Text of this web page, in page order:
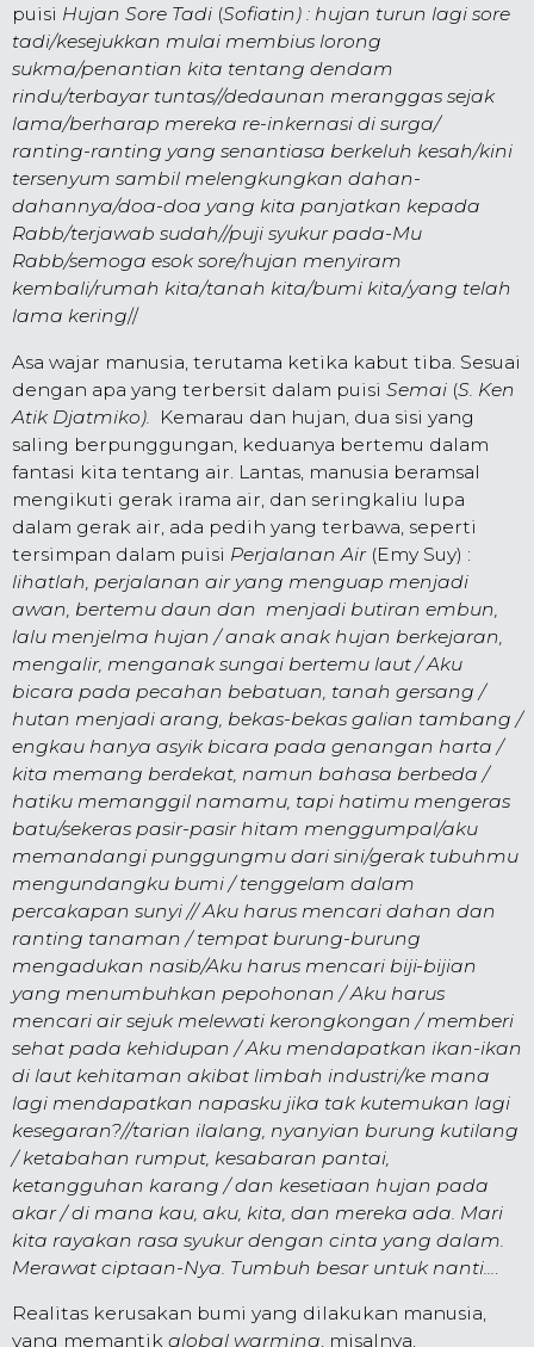
puisi Hujan Sore Tadi (Sofiatin) : hujan turun lagi sore
tadi/kesejukkan mulai membius lorong
sukma/penantian kita tentang dendam
rindu/terbayar tuntas//dedaunan meranggas sejak
lama/berharap mereka re-inkernasi di surga/
ranting-ranting yang senantiasa berkeluh kesah/kini
tersenyum sambil melengkungkan dahan-
dahannya/doa-doa yang kita panjatkan kepada
Rabb/terjawab sudah//puji syukur pada-Mu
Rabb/semoga esok sore/hujan menyiram
kembali/rumah kita/tanah kita/bumi kita/yang telah
lama kering//
Asa wajar manusia, terutama ketika kabut tiba. Sesuai
dengan apa yang terbersit dalam puisi Semai (S. Ken
Atik Djatmiko)
Kemarau dan hujan, dua sisi yang
saling berpunggungan, keduanya bertemu dalam
fantasi kita tentang air. Lantas, manusia beramsal
mengikuti gerak irama air, dan seringkaliu lupa
dalam gerak air, ada pedih yang terbawa, seperti
tersimpan dalam puisi Perjalanan Air(Emy Suy) :
lihatlah, perjalanan air yang menguap menjadi
awan, bertemu daun dan menjadi butiran embun,
lalu menjelma hujan / anak anak hujan berkejaran,
mengalir, menganak sungai bertemu laut / Aku
bicara pada pecahan bebatuan, tanah gersang /
hutan menjadi arang, bekas-bekas galian tambang /
engkau hanya asyik bicara pada genangan harta /
kita memang berdekat, namun bahasa berbeda /
hatiku memanggil namamu, tapi hatimu mengeras
batu/sekeras pasir-pasir hitam menggumpal/aku
memandangi punggungmu dari sini/gerak tubuhmu
mengundangku bumi / tenggelam dalam
percakapan sunyi // Aku harus mencari dahan dan
ranting tanaman / tempat burung-burung
mengadukan nasib/Aku harus mencari biji-bijian
yang menumbuhkan pepohonan / Aku harus
mencari air sejuk melewati kerongkongan / memberi
sehat pada kehidupan / Aku mendapatkan ikan-ikan
di laut kehitaman akibat limbah industri/ke mana
lagi mendapatkan napasku jika tak kutemukan lagi
kesegaran?//tarian ilalang, nyanyian burung kutilang
/ ketabahan rumput, kesabaran pantai,
ketangguhan karang / dan kesetiaan hujan pada
akar / di mana kau, aku, kita, dan mereka ada. Mari
kita rayakan rasa syukur dengan cinta yang dalam.
Merawat ciptaan-Nya. Tumbuh besar untuk nanti...
Realitas kerusakan bumi yang dilakukan manusia,
yang memantik global warming, misalnya,